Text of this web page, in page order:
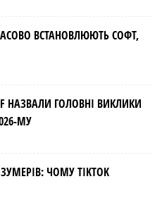
ВСТАНОВЛЮЮТЬ СОФТ,
НАЗВАЛИ ГОЛОВНІ ВИКЛИКИ
МУ
ЧОМУ TIKTOK